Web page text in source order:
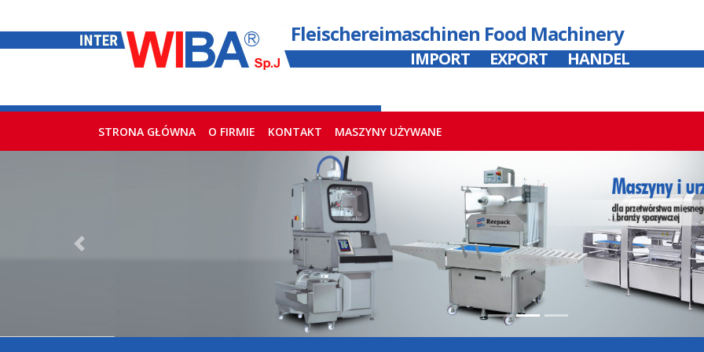
Fleischereimaschinen Food Machinery
IMPORT EXPORT HANDEL
STRONA GŁÓWNA (current)
O FIRMIE KONTAKT MASZYNY UŻYWANE
Previous